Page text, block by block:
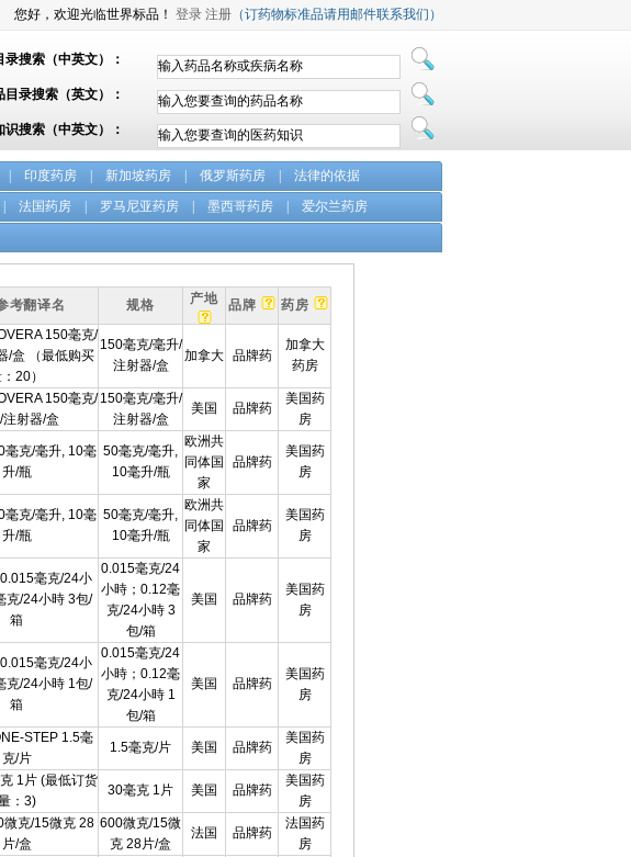
您好，欢迎光临世界标品！ 登录 注册 （订药物标准品请用邮件联系我们）
搜索（中英文）：
录搜索（英文）：
搜索（中英文）：
印度药房 新加坡药房 俄罗斯药房
法律的依据
法国药房 罗马尼亚药房 墨西哥药房
爱尔兰药房
考翻译名 规格 产地 品牌 药房
150毫克/
/盒 （最低购买
20）
150毫克/毫升/
注射器/盒
加拿大 品牌药
加拿大
药房
150毫克/
注射器/盒
150毫克/毫升/
注射器/盒
美国 品牌药
美国药
房
毫克/毫升, 10毫
升/瓶
50毫克/毫升,
10毫升/瓶
欧洲共
同体国
家
品牌药
美国药
房
毫克/毫升, 10毫
升/瓶
50毫克/毫升,
10毫升/瓶
欧洲共
同体国
家
品牌药
美国药
房
毫克/24小
克/24小時 3包/
箱
0.015毫克/24
小時；0.12毫
克/24小時 3
包/箱
美国 品牌药
美国药
房
毫克/24小
克/24小時 1包/
箱
0.015毫克/24
小時；0.12毫
克/24小時 1
包/箱
美国 品牌药
美国药
房
STEP 1.5毫
克/片
1.5毫克/片 美国 品牌药
美国药
房
1片 (最低订货
：3)
30毫克 1片 美国 品牌药
美国药
房
微克/15微克 28
片/盒
600微克/15微
克 28片/盒
法国 品牌药
法国药
房